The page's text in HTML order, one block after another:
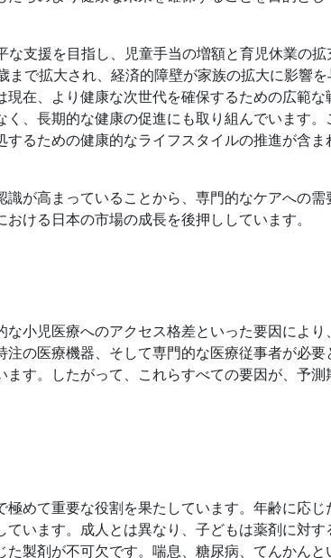
支援を目指し、児童手当の増額と育児休業の拡
で拡大され、経済的障壁が家族の拡大に影響を
在、より健康な次世代を確保するための広範な
、長期的な健康の促進にも取り組んでいます。
るための健康的なライフスタイルの推進が含ま
が高まっていることから、専門的なケアへの需
ける日本の市場の成長を後押ししています。
小児医療へのアクセス格差といった要因により
の医療機器、そして専門的な医療従事者が必要
す。したがって、これらすべての要因が、予測
めて重要な役割を果たしています。年齢に応じ
います。成人とは異なり、子どもは薬剤に対す
製剤が不可欠です。喘息、糖尿病、てんかんと